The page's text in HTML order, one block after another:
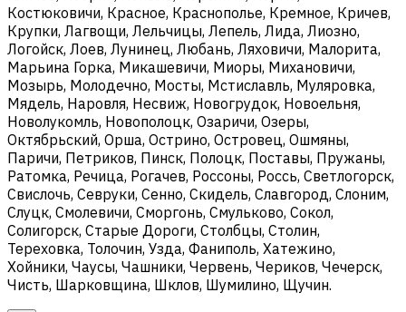
Костюковичи, Красное, Краснополье, Кремное, Кричев,
Крупки, Лагвощи, Лельчицы, Лепель, Лида, Лиозно,
Логойск, Лоев, Лунинец, Любань, Ляховичи, Малорита,
Марьина Горка, Микашевичи, Миоры, Михановичи,
Мозырь, Молодечно, Мосты, Мстиславль, Муляровка,
Мядель, Наровля, Несвиж, Новогрудок, Новоельня,
Новолукомль, Новополоцк, Озаричи, Озеры,
Октябрьский, Орша, Острино, Островец, Ошмяны,
Паричи, Петриков, Пинск, Полоцк, Поставы, Пружаны,
Ратомка, Речица, Рогачев, Россоны, Россь, Светлогорск,
Свислочь, Севруки, Сенно, Скидель, Славгород, Слоним,
Слуцк, Смолевичи, Сморгонь, Смульково, Сокол,
Солигорск, Старые Дороги, Столбцы, Столин,
Тереховка, Толочин, Узда, Фаниполь, Хатежино,
Хойники, Чаусы, Чашники, Червень, Чериков, Чечерск,
Чисть, Шарковщина, Шклов, Шумилино, Щучин.